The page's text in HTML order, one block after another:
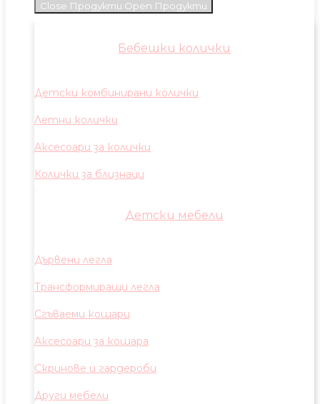
Close Продукти Open Продукти
Бебешки колички
Детски комбинирани колички
Летни колички
Аксесоари за колички
Колички за близнаци
Детски мебели
Дървени легла
Трансформиращи легла
Сгъваеми кошари
Аксесоари за кошара
Скринове и гардероби
Други мебели